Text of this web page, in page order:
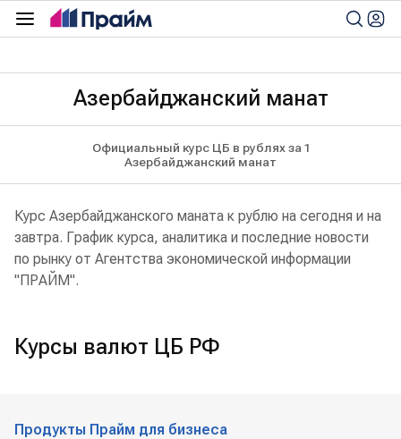
Азербайджанский манат
Официальный курс ЦБ в рублях за 1
Азербайджанский манат
Курс Азербайджанского маната к рублю на сегодня и на
завтра. График курса, аналитика и последние новости
по рынку от Агентства экономической информации
"ПРАЙМ".
Курсы валют ЦБ РФ
Продукты Прайм для бизнеса